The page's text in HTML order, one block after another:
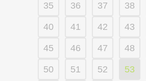
35 36 37 38
40 41 42 43
45 46 47 48
50 51 52 53